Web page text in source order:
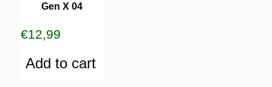
Gen X 04
€12,99
Add to cart